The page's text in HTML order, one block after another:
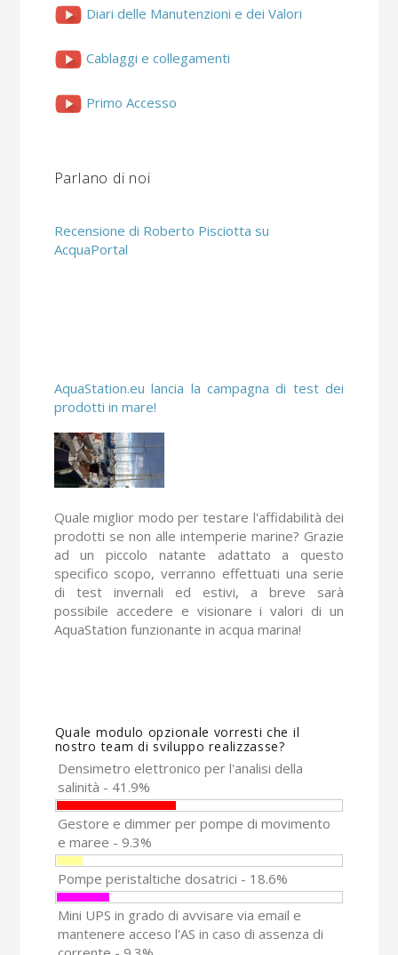
Diari delle Manutenzioni e dei Valori
Cablaggi e collegamenti
Primo Accesso
Parlano di noi
Recensione di Roberto Pisciotta su
AcquaPortal
AquaStation.eu lancia la campagna di test dei
prodotti in mare!
Quale miglior modo per testare l'affidabilità dei
prodotti se non alle intemperie marine? Grazie
ad un piccolo natante adattato a questo
specifico scopo, verranno effettuati una serie
di test invernali ed estivi, a breve sarà
possibile accedere e visionare i valori di un
AquaStation funzionante in acqua marina!
Quale modulo opzionale vorresti che il
nostro team di sviluppo realizzasse?
Densimetro elettronico per l'analisi della
salinità - 41.9%
Gestore e dimmer per pompe di movimento
e maree - 9.3%
Pompe peristaltiche dosatrici - 18.6%
Mini UPS in grado di avvisare via email e
mantenere acceso l'AS in caso di assenza di